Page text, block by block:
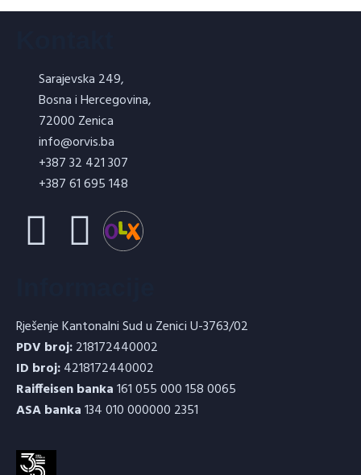
TERMOTORKRET T10
Visoko aluminatni malter-VATROMAL
Vatrostalni beton (termobeton) ORBET-
10
Sarajevska 249,
Bosna i Hercegovina,
72000 Zenica
info@orvis.ba
+387 32 421 307
+387 61 695 148
Rješenje Kantonalni Sud u Zenici U-3763/02
PDV broj:218172440002
ID broj:4218172440002
Raiffeisen banka161 055 000 158 0065
ASA banka134 010 000000 2351